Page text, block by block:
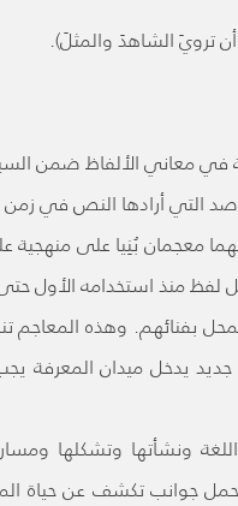
ترويَ الشاهدَ والمثلَ).
في معاني الألفاظ ضمن
التي أرادها النص في
معجمان بُنِيا على
لفظ منذ استخدامه الأول
بفنائهم. وهذه المعاجم
يدخل ميدان المعرفة
ونشأتها وتشكلها
جوانب تكشف عن حياة